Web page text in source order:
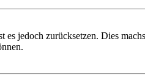
jedoch zurücksetzen. Dies